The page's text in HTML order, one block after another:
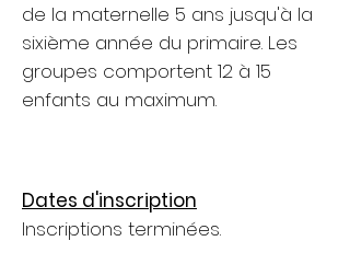
de la maternelle 5 ans jusqu'à la
sixième année du primaire. Les
groupes comportent 12 à 15
enfants au maximum.
Dates d'inscription
Inscriptions terminées.